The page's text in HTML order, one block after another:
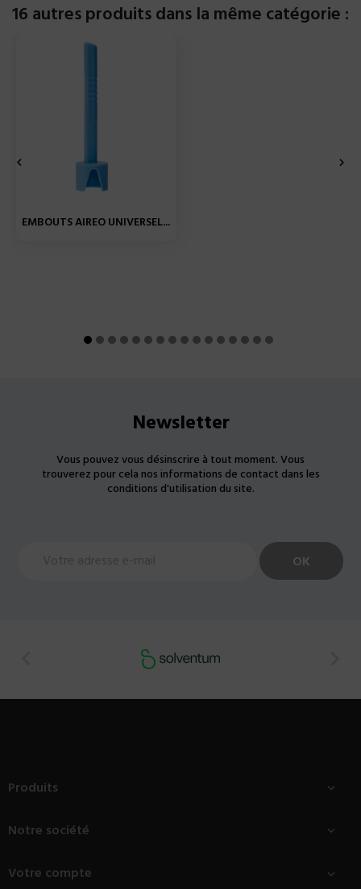
16 autres produits dans la même catégorie :
EMBOUTS AIREO UNIVERSEL...
 
Newsletter
Vous pouvez vous désinscrire à tout moment. Vous
trouverez pour cela nos informations de contact dans les
conditions d'utilisation du site.
Produits 
Notre société 
Votre compte 